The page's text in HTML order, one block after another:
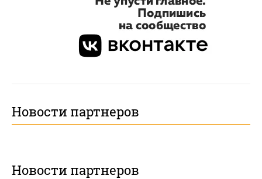
Новости партнеров
Новости партнеров